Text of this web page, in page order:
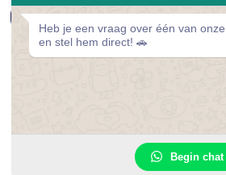
© 2026 Occasion Lease Totaal
Privacyverklaring Cookievoorkeuren
Heb je een vraag over één van
en stel hem direct! 🚗
Begin chat